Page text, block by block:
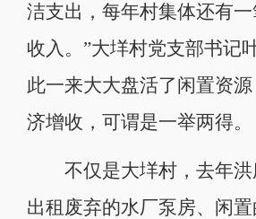
洁支出，每年村集体还有
收入。”大垟村党支部书记
此一来大大盘活了闲置资
济增收，可谓是一举两得。
不仅是大垟村，去年洪
出租废弃的水厂泵房、闲